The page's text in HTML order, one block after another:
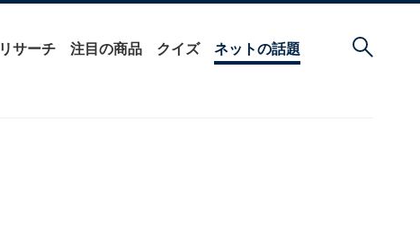
リサーチ 注目の商品 クイズ ネットの話題